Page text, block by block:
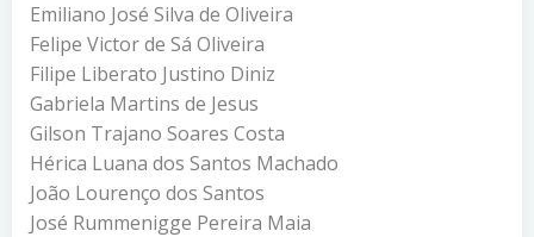
Emiliano José Silva de Oliveira
Felipe Victor de Sá Oliveira
Filipe Liberato Justino Diniz
Gabriela Martins de Jesus
Gilson Trajano Soares Costa
Hérica Luana dos Santos Machado
João Lourenço dos Santos
José Rummenigge Pereira Maia